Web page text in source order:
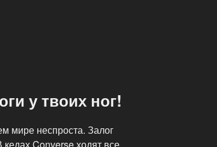
у твоих ног!
мире неспроста. Залог